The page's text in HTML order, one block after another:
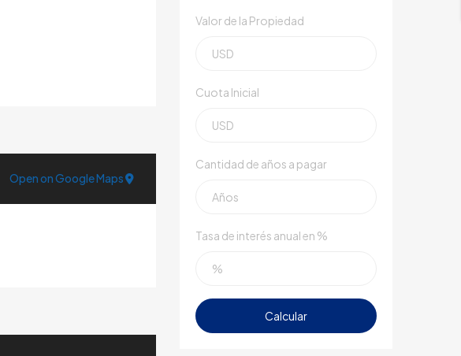
Open on Google Maps
Valor de la Propiedad
Cuota Inicial
Cantidad de años a pagar
Tasa de interés anual en %
Calcular